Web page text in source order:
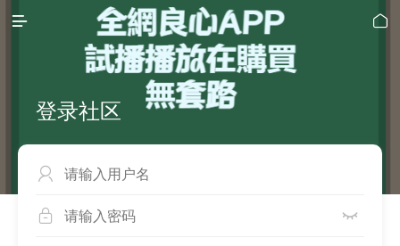
 
登录社区

 